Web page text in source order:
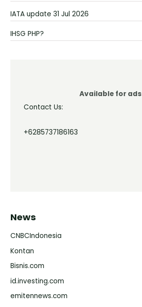
IATA update 31 Jul 2026
IHSG PHP?
Available for ads
Contact Us:
+6285737186163
News
CNBCIndonesia
Kontan
Bisnis.com
id.investing.com
emitennews.com